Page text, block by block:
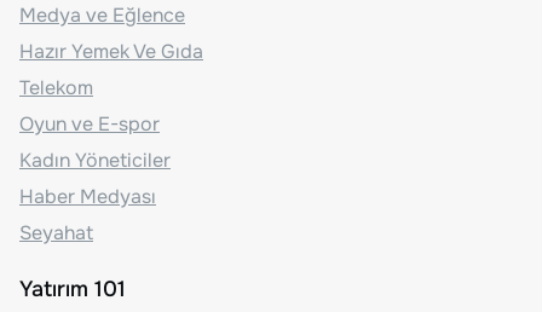
Medya ve Eğlence
Hazır Yemek Ve Gıda
Telekom
Oyun ve E-spor
Kadın Yöneticiler
Haber Medyası
Seyahat
Yatırım 101